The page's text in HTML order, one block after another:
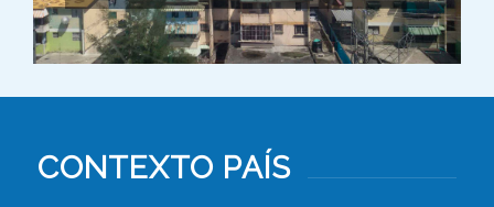
CONTEXTO PAÍS